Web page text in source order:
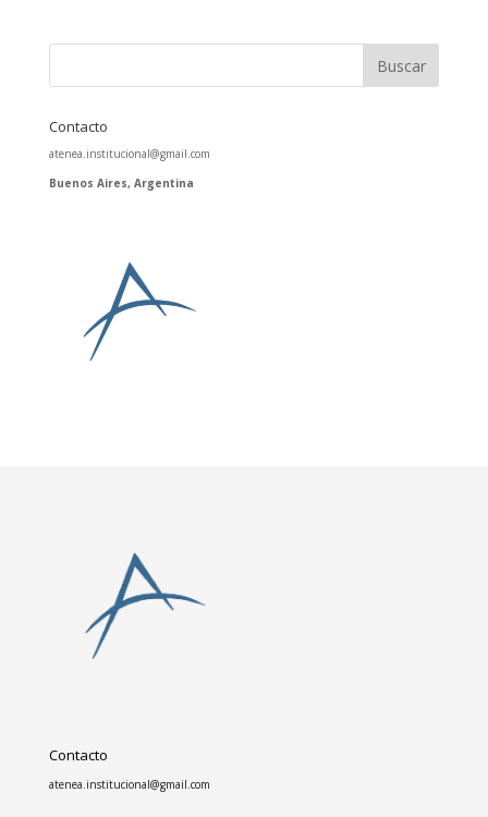
Contacto
atenea.institucional@gmail.com
Buenos Aires, Argentina
Contacto
atenea.institucional@gmail.com